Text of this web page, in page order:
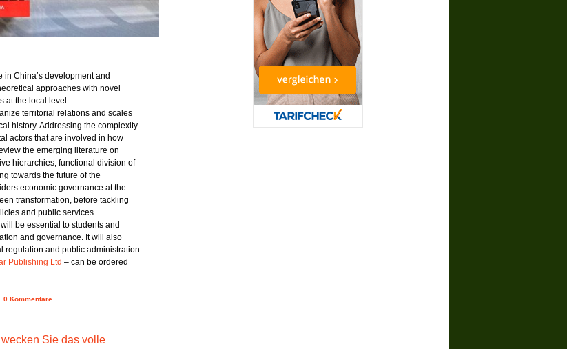
China’s development and
approaches with novel
at the local level.
territorial relations and scales
history. Addressing the complexity
actors that are involved in how
the emerging literature on
hierarchies, functional division of
towards the future of the
economic governance at the
transformation, before tackling
and public services.
be essential to students and
and governance. It will also
regulation and public administration
Publishing Ltd – can be ordered
0 Kommentare
Sie das volle